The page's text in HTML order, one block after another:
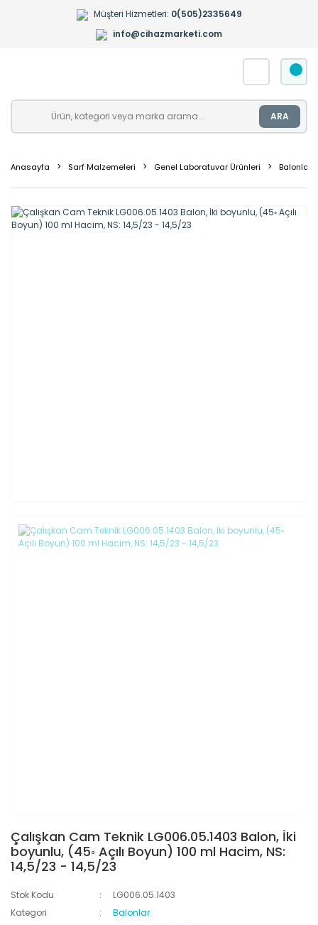
Müşteri Hizmetleri: 0(505)2335649
info@cihazmarketi.com
ARA
Anasayfa Sarf Malzemeleri Genel Laboratuvar Ürünleri Balonlar
Çalışkan Cam Teknik LG006.05.1403 Balon, İki
boyunlu, (45◦ Açılı Boyun) 100 ml Hacim, NS:
14,5/23 - 14,5/23
Stok Kodu
LG006.05.1403
Kategori
Balonlar